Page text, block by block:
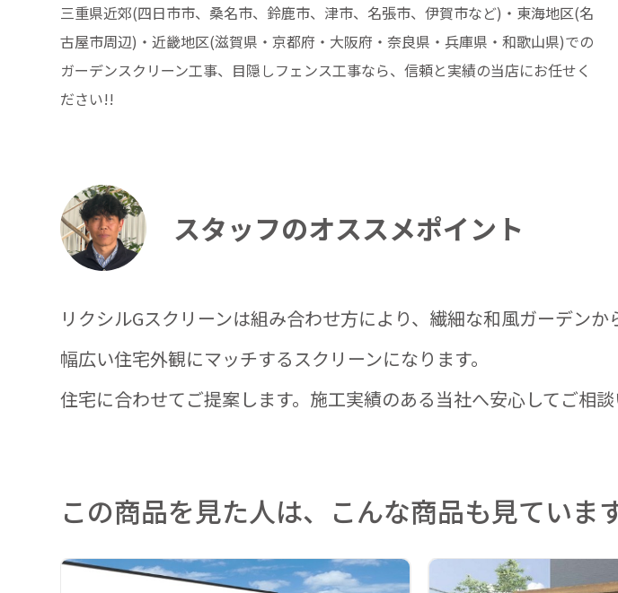
三重県近郊(四日市市、桑名市、鈴鹿市、津市、名張市、伊賀市など)・東海地区(名
古屋市周辺)・近畿地区(滋賀県・京都府・大阪府・奈良県・兵庫県・和歌山県)での
ガーデンスクリーン工事、目隠しフェンス工事なら、信頼と実績の当店にお任せく
ださい!!
スタッフのオススメポイント
リクシルGスクリーンは組み合わせ方により、繊細な和風ガーデン
幅広い住宅外観にマッチするスクリーンになります。
住宅に合わせてご提案します。施工実績のある当社へ安心してご相談
この商品を見た人は、こんな商品も見ていま